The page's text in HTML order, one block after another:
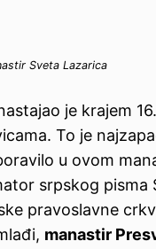
Sveta Lazarica
je krajem
To je
u ovom
srpskog pisma
pravoslavne
manastir